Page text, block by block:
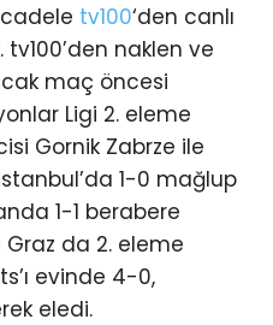
tv100‘den canlı
naklen ve
maç öncesi
Ligi 2. eleme
Gornik Zabrze ile
1-0 mağlup
1-1 berabere
da 2. eleme
evinde 4-0,
eledi.